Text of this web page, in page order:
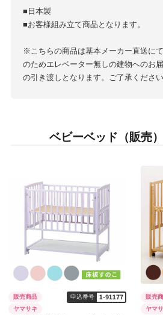
■日本製
■お客様組み立て商品となります。
※こちらの商品は基本メーカー直送に
のためエレベーター無しの建物へのお
の引き渡しとなります。ご了承ください
ベビーベッド（販売
販売商品 申込番号 1-91177
ヤマサキ
販売
ヤマ